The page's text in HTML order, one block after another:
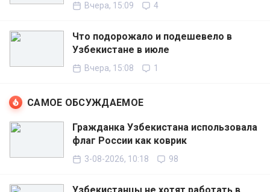
Вчера, 15:09 4
Что подорожало и подешевело в
Узбекистане в июле
Вчера, 15:08 1
САМОЕ ОБСУЖДАЕМОЕ
Гражданка Узбекистана использовала
флаг России как коврик
3-08-2026, 10:18 98